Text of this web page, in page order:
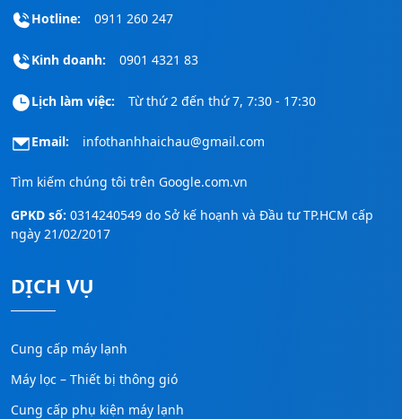
Hotline: 0911 260 247
Kinh doanh: 0901 4321 83
Lịch làm việc: Từ thứ 2 đến thứ 7, 7:30 - 17:30
Email: infothanhhaichau@gmail.com
Tìm kiếm chúng tôi trên Google.com.vn
GPKD số: 0314240549 do Sở kế hoạnh và Đầu tư TP.HCM cấp
ngày 21/02/2017
DỊCH VỤ
Cung cấp máy lạnh
Máy lọc – Thiết bị thông gió
Cung cấp phụ kiện máy lạnh